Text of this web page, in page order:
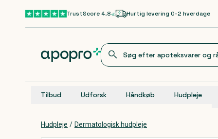
Gå til hovedindholdTrustScore 4.8 Hurtig levering 0-2 hverdage
Tilbud Udforsk Håndkøb Hudpleje
Hudpleje / Dermatologisk hudpleje